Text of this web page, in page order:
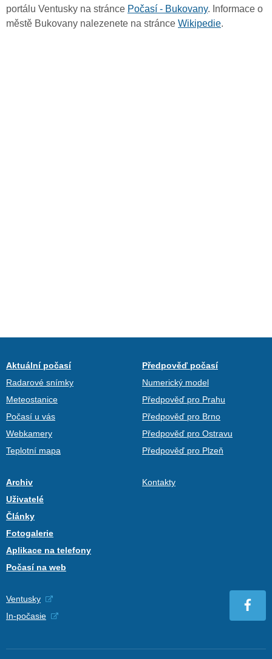
portálu Ventusky na stránce Počasí - Bukovany. Informace o
městě Bukovany nalezenete na stránce Wikipedie.
Aktuální počasí
Radarové snímky
Meteostanice
Počasí u vás
Webkamery
Teplotní mapa
Předpověď počasí
Numerický model
Předpověď pro Prahu
Předpověď pro Brno
Předpověď pro Ostravu
Předpověď pro Plzeň
Archiv
Uživatelé
Články
Fotogalerie
Aplikace na telefony
Počasí na web
Kontakty
Ventusky
In-počasie